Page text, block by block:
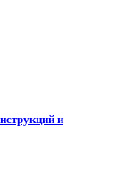
и